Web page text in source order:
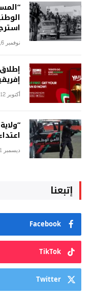
نوفمبر 6, 2024
أكتوبر 12, 2025
ديسمبر 11, 2024
إتبعنا
Facebook
TikTok
Twitter